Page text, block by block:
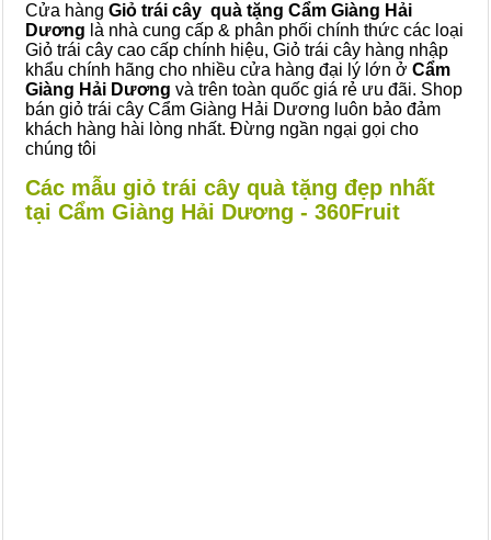
Cửa hàng Giỏ trái cây quà tặng Cẩm Giàng Hải
Dương là nhà cung cấp & phân phối chính thức các loại
Giỏ trái cây cao cấp chính hiệu, Giỏ trái cây hàng nhập
khẩu chính hãng cho nhiều cửa hàng đại lý lớn ở Cẩm
Giàng Hải Dương và trên toàn quốc giá rẻ ưu đãi. Shop
bán giỏ trái cây Cẩm Giàng Hải Dương luôn bảo đảm
khách hàng hài lòng nhất. Đừng ngần ngại gọi cho
chúng tôi
Các mẫu giỏ trái cây quà tặng đẹp nhất
tại Cẩm Giàng Hải Dương - 360Fruit